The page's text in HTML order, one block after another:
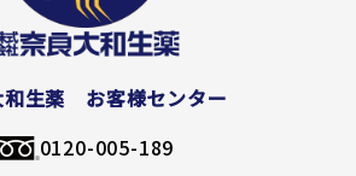
和生薬 お客様センター
0120-005-189